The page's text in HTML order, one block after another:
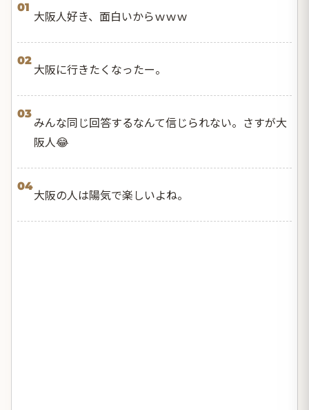
01
大阪人好き、面白いからｗｗｗ
02
大阪に行きたくなったー。
03
みんな同じ回答するなんて信じられない。さすが大
阪人😂
04
大阪の人は陽気で楽しいよね。